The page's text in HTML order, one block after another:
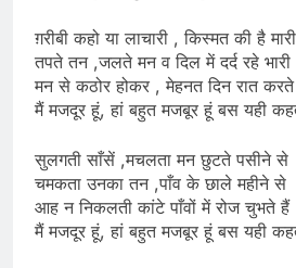
ग़रीबी कहो या लाचारी , किस्मत की है
तपते तन ,जलते मन व दिल में दर्द रहे
मन से कठोर होकर , मेहनत दिन रात
मैं मजदूर हूं, हां बहुत मजबूर हूं बस यही
सुलगती साँसें ,मचलता मन छुटते पसीने से
चमकता उनका तन ,पाँव के छाले महीने से
आह न निकलती कांटे पाँवों में रोज चुभते हैं
मैं मजदूर हूं, हां बहुत मजबूर हूं बस यही